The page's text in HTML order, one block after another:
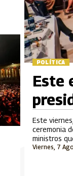
POLÍTICA
Este
ceremonia
ministros
Viernes, 7
Este